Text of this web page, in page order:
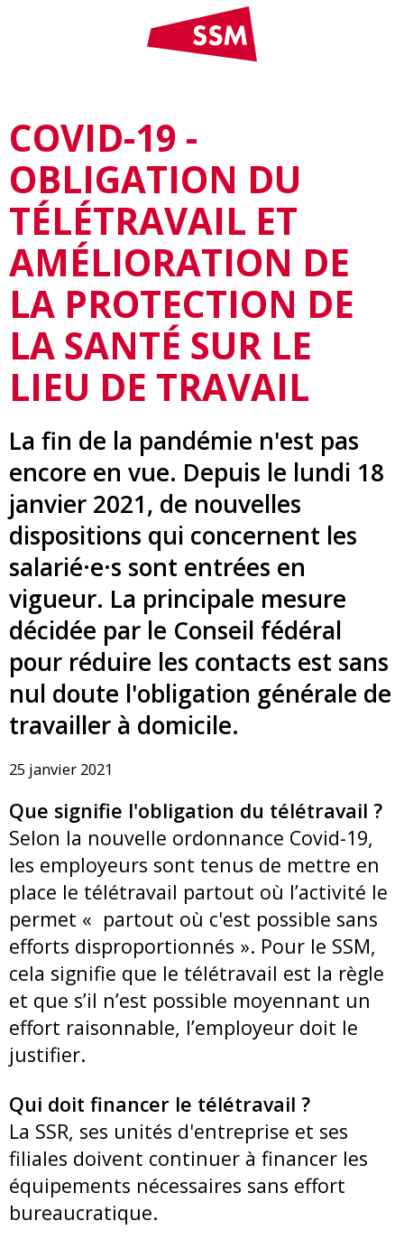
COVID-19 -
OBLIGATION DU
TÉLÉTRAVAIL ET
AMÉLIORATION DE
LA PROTECTION DE
LA SANTÉ SUR LE
LIEU DE TRAVAIL
La fin de la pandémie n'est pas
encore en vue. Depuis le lundi 18
janvier 2021, de nouvelles
dispositions qui concernent les
salarié·e·s sont entrées en
vigueur. La principale mesure
décidée par le Conseil fédéral
pour réduire les contacts est sans
nul doute l'obligation générale de
travailler à domicile.
25 janvier 2021
Que signifie l'obligation du télétravail ?
Selon la nouvelle ordonnance Covid-19,
les employeurs sont tenus de mettre en
place le télétravail partout où l’activité le
permet « partout où c'est possible sans
efforts disproportionnés ». Pour le SSM,
cela signifie que le télétravail est la règle
et que s’il n’est possible moyennant un
effort raisonnable, l’employeur doit le
justifier.
Qui doit financer le télétravail ?
La SSR, ses unités d'entreprise et ses
filiales doivent continuer à financer les
équipements nécessaires sans effort
bureaucratique.